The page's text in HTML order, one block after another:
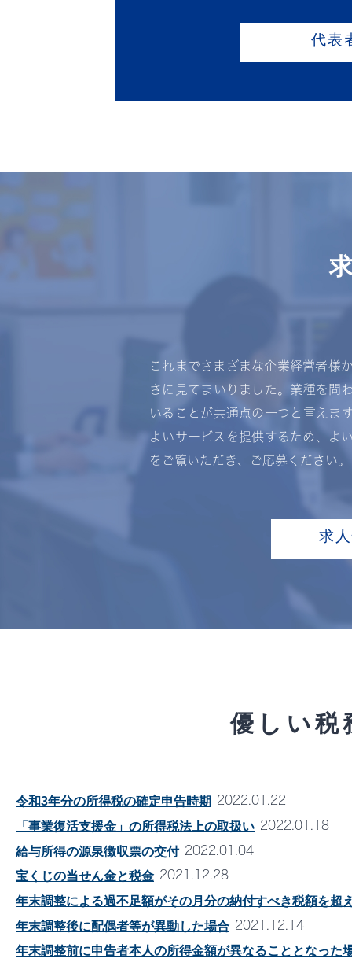
代表
これまでさまざまな企業経営者様
さに見てまいりました。業種を問
いることが共通点の一つと言えま
よいサービスを提供するため、よ
をご覧いただき、ご応募ください。
求
優しい税
令和3年分の所得税の確定申告時期 2022.01.22
「事業復活支援金」の所得税法上の取扱い 2022.01.18
給与所得の源泉徴収票の交付 2022.01.04
宝くじの当せん金と税金 2021.12.28
年末調整による過不足額がその月分の納付すべき税額を超
年末調整後に配偶者等が異動した場合 2021.12.14
年末調整前に申告者本人の所得金額が異なることとなった